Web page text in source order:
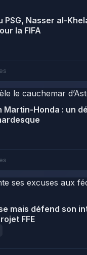
PSG, Nasser al-
la FIFA
Martin-Honda : un
mais défend son
FFE